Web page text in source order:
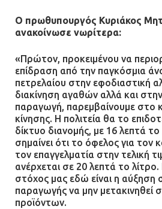
Ο πρωθυπουργός Κυριάκος
ανακοίνωσε νωρίτερα:
«Πρώτον, προκειμένου να
επίδραση από την παγκόσμια
πετρελαίου στην εφοδιαστική
διακίνηση αγαθών αλλά και
παραγωγή, παρεμβαίνουμε στο
κίνησης. Η πολιτεία θα το
δίκτυο διανομής, με 16 λεπτά το
σημαίνει ότι το όφελος για τον
τον επαγγελματία στην τελική
ανέρχεται σε 20 λεπτά το
στόχος μας εδώ είναι η αύξηση
παραγωγής να μην μετακινηθεί
προϊόντων.